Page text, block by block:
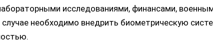
исследованиями, финансами,
необходимо внедрить биометрическую